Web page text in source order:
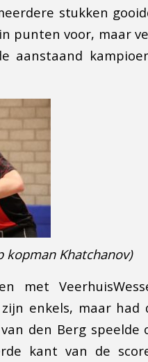
stukken
punten voor, maar
aanstaand
kopman Khatchanov)
met
enkels, maar had
den Berg
kant van de